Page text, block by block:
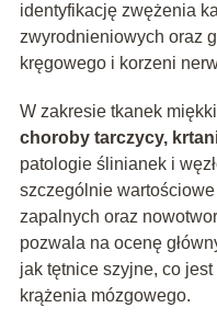
identyfikację zwężenia
zwyrodnieniowych oraz
kręgowego i korzeni
W zakresie tkanek
choroby tarczycy,
patologie ślinianek i
szczególnie
zapalnych oraz
pozwala na ocenę
jak tętnice szyjne, co
krążenia mózgowego.